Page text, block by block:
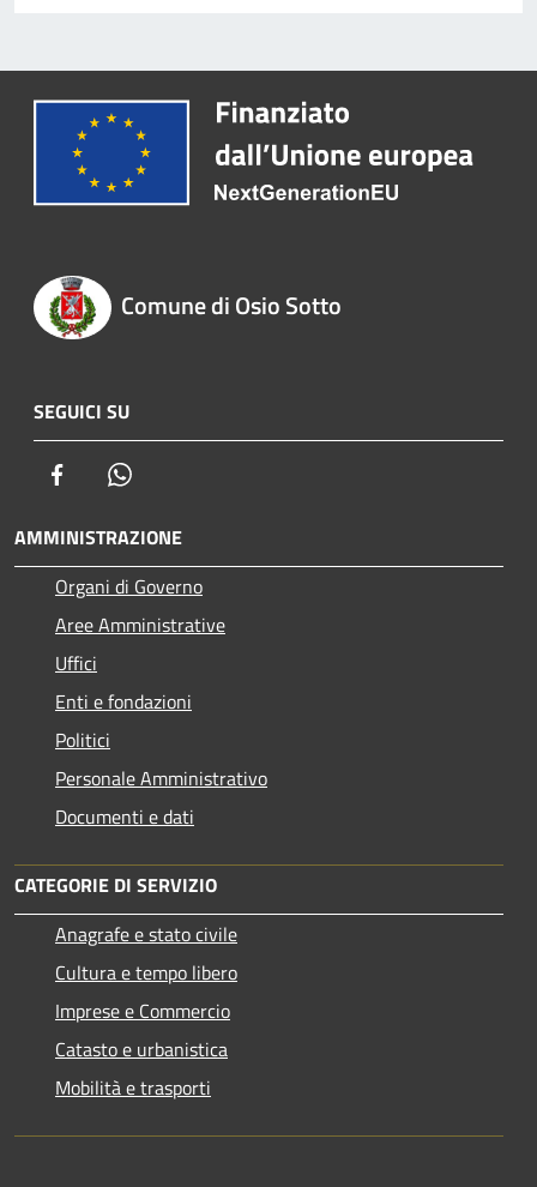
Comune di Osio Sotto
SEGUICI SU
Facebook
AMMINISTRAZIONE
Organi di Governo
Aree Amministrative
Uffici
Enti e fondazioni
Politici
Personale Amministrativo
Documenti e dati
CATEGORIE DI SERVIZIO
Anagrafe e stato civile
Cultura e tempo libero
Imprese e Commercio
Catasto e urbanistica
Mobilità e trasporti